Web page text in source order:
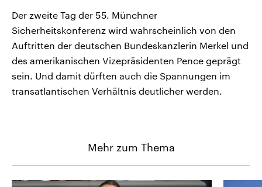
Der zweite Tag der 55. Münchner
Sicherheitskonferenz wird wahrscheinlich von den
Auftritten der deutschen Bundeskanzlerin Merkel und
des amerikanischen Vizepräsidenten Pence geprägt
sein. Und damit dürften auch die Spannungen im
transatlantischen Verhältnis deutlicher werden.
Mehr zum Thema